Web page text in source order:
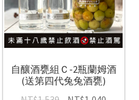
自釀酒甕組Ｃ-2瓶蘭姆酒
(送第四代兔兔酒甕)